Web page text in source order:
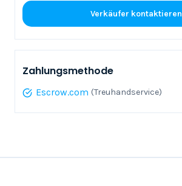
Verkäufer kontaktieren
Zahlungsmethode
Escrow.com (Treuhandservice)